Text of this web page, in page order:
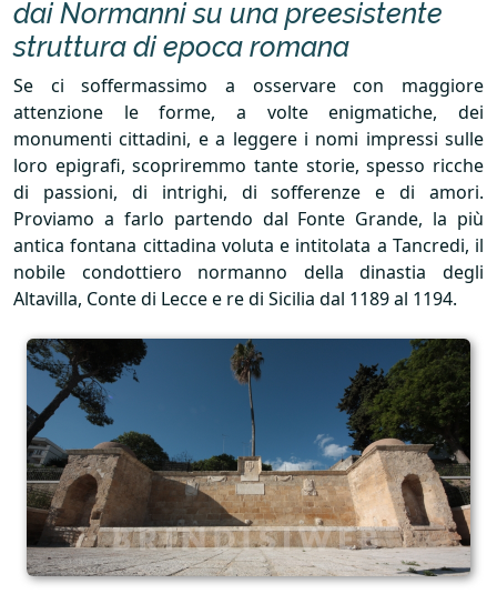
dai Normanni su una preesistente
struttura di epoca romana
Se ci soffermassimo a osservare con maggiore
attenzione le forme, a volte enigmatiche, dei
monumenti cittadini, e a leggere i nomi impressi sulle
loro epigrafi, scopriremmo tante storie, spesso ricche
di passioni, di intrighi, di sofferenze e di amori.
Proviamo a farlo partendo dal Fonte Grande, la più
antica fontana cittadina voluta e intitolata a Tancredi, il
nobile condottiero normanno della dinastia degli
Altavilla, Conte di Lecce e re di Sicilia dal 1189 al 1194.